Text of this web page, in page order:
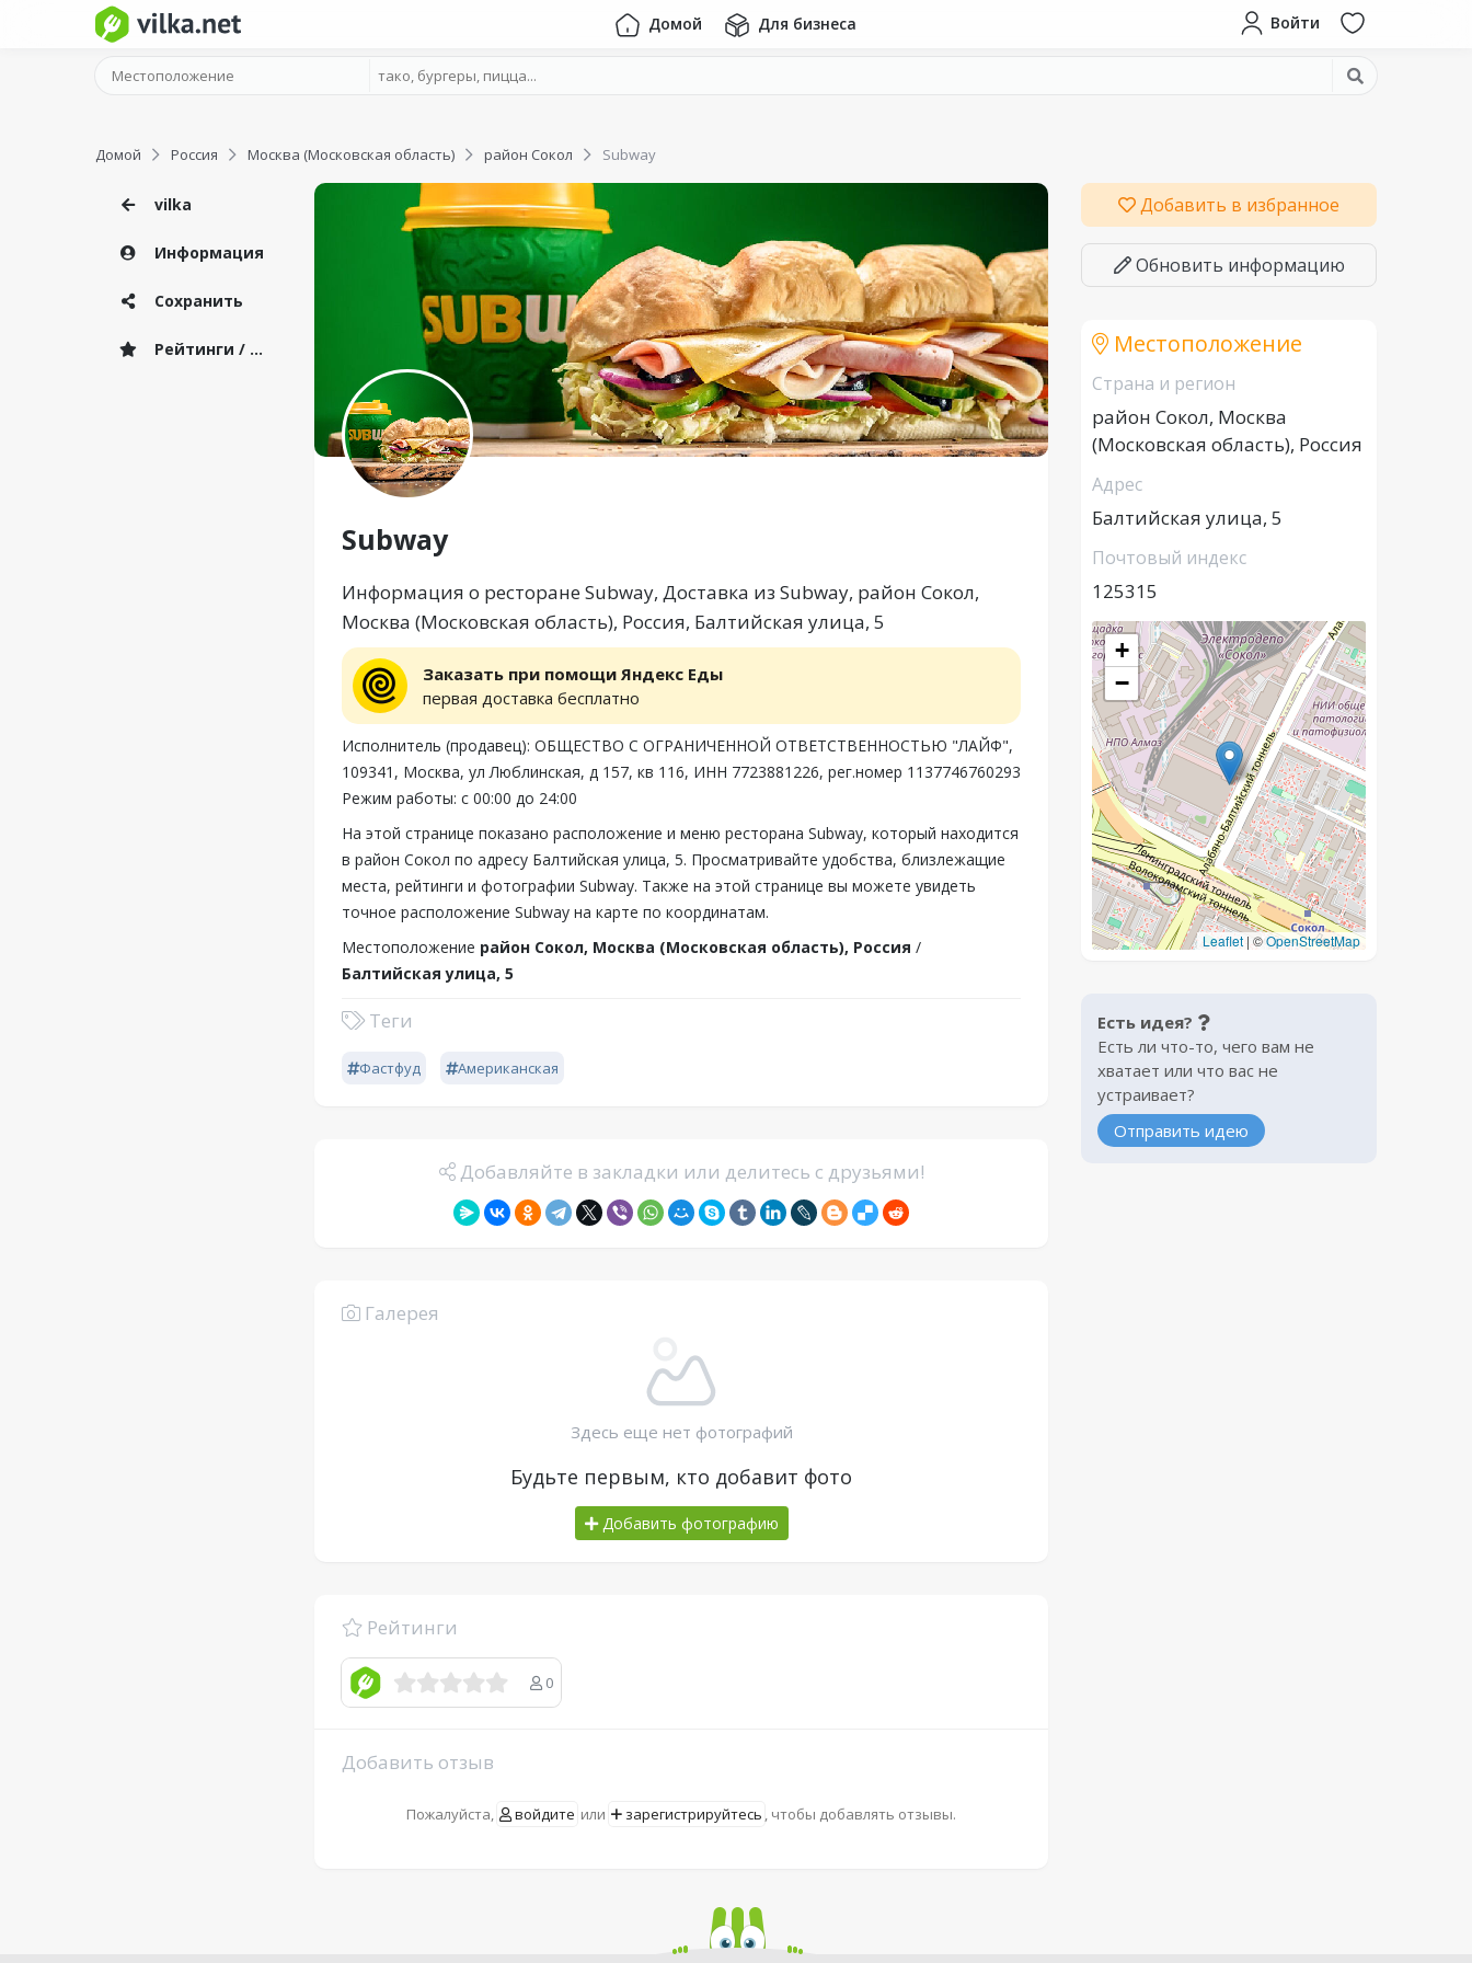
Домой Для бизнеса Войти
Домой Россия Москва (Московская область) район Сокол Subway
vilka
Информация
Сохранить
Рейтинги / Отзывы
Subway
Информация о ресторане Subway, Доставка из Subway, район Сокол,
Москва (Московская область), Россия, Балтийская улица, 5
Заказать при помощи Яндекс Еды
первая доставка бесплатно
Исполнитель (продавец): ОБЩЕСТВО С ОГРАНИЧЕННОЙ ОТВЕТСТВЕННОСТЬЮ "ЛАЙФ",
109341, Москва, ул Люблинская, д 157, кв 116, ИНН 7723881226, рег.номер 1137746760293
Режим работы: с 00:00 до 24:00
На этой странице показано расположение и меню ресторана Subway, который находится
в район Сокол по адресу Балтийская улица, 5. Просматривайте удобства, близлежащие
места, рейтинги и фотографии Subway. Также на этой странице вы можете увидеть
точное расположение Subway на карте по координатам.
Местоположение район Сокол, Москва (Московская область), Россия /
Балтийская улица, 5
Теги
Фастфуд Американская
Добавляйте в закладки или делитесь с друзьями!
Галерея
Здесь еще нет фотографий
Будьте первым, кто добавит фото
Добавить фотографию
Рейтинги
0
Добавить отзыв
Пожалуйста, войдите или зарегистрируйтесь , чтобы добавлять отзывы.
Добавить в избранное
Обновить информацию
Местоположение
Страна и регион
район Сокол, Москва
(Московская область), Россия
Адрес
Балтийская улица, 5
Почтовый индекс
125315
+
−
Leaflet | ©OpenStreetMap
Есть идея?
Есть ли что-то, чего вам не
хватает или что вас не
устраивает?
Отправить идею